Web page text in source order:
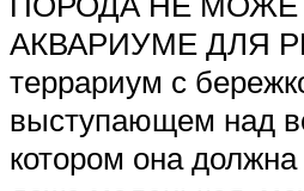
АКВАРИУМЕ ДЛЯ
террариум с
выступающем над
котором она